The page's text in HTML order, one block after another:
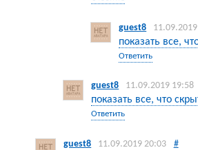
guest8
показать все,
Ответить
guest8 11.09.2019 19:58
показать все, что
Ответить
guest8 11.09.2019 20:03 #